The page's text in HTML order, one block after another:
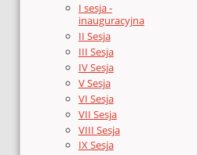
I sesja -
inauguracyjna
II Sesja
III Sesja
IV Sesja
V Sesja
VI Sesja
VII Sesja
VIII Sesja
IX Sesja